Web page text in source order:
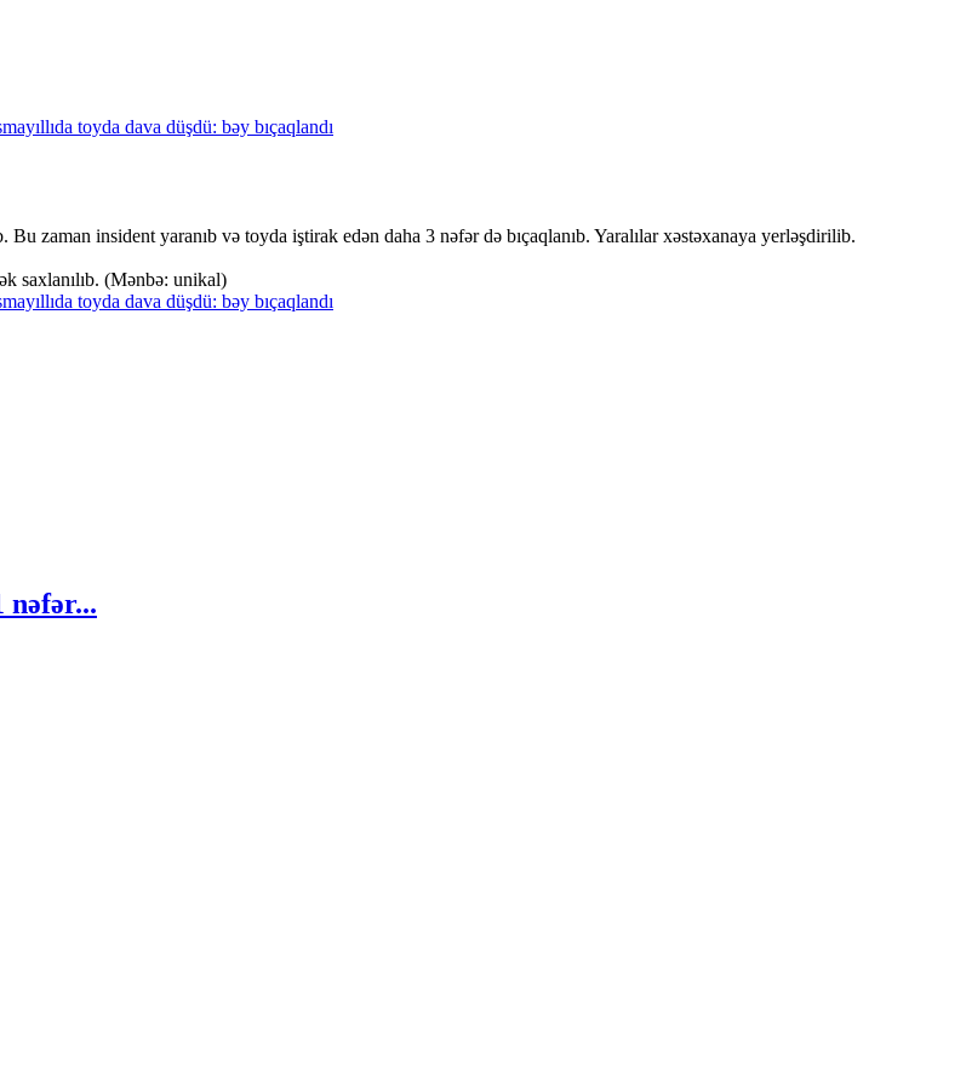
zaman insident yaranıb və toyda iştirak edən daha 3 nəfər də bıçaqlanıb. Yaralılar xəstəxanaya yerləşdirilib.
saxlanılıb. (Mənbə: unikal)
nəfər...